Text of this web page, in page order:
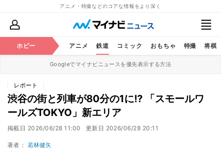
アニメ・特撮などのコアな情報をより深く
ホビー アニメ 鉄道 コミック おもちゃ 特撮 将棋
Googleでマイナビニュースを優先表示する方法
レポート
渋谷の街と列車が80分の1に!? 「スモールワ
ールズTOKYO」新エリア
掲載日 2026/06/28 11:00 更新日 2026/06/28 20:11
著者： 若林健矢